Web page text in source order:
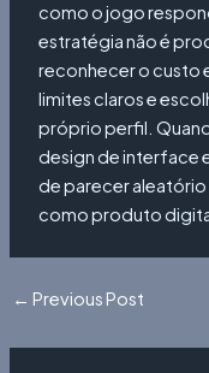
como o jogo
estratégia não é
reconhecer o custo
limites claros e
próprio perfil.
design de interface
de parecer aleatório
como produto
Post
← Previous Post